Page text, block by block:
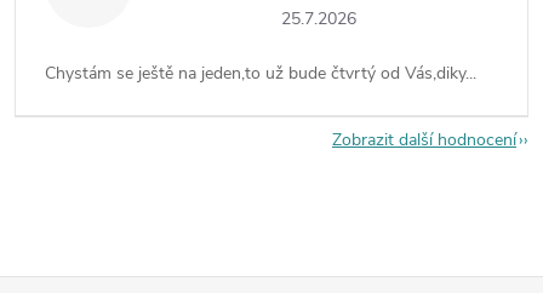
25.7.2026
Chystám se ještě na jeden,to už bude čtvrtý od Vás,diky...
Zobrazit další hodnocení